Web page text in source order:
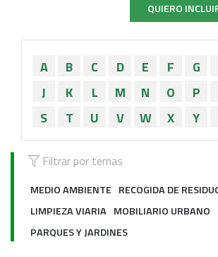
QUIERO
A B C D E F G
J
K L M N O P
S
T U V W X Y
Filtrar por temas
MEDIO AMBIENTE RECOGIDA DE
LIMPIEZA VIARIA MOBILIARIO URBANO
PARQUES Y JARDINES